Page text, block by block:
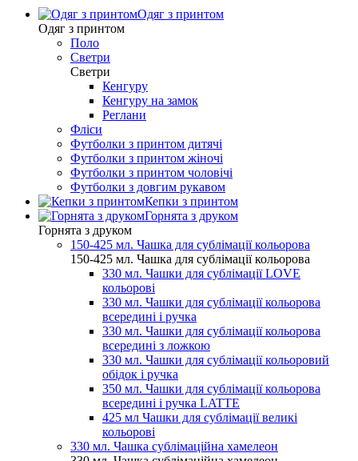
Одяг з принтом
Одяг з принтом
Поло
Светри
Светри
Кенгуру
Кенгуру на замок
Реглани
Фліси
Футболки з принтом дитячі
Футболки з принтом жіночі
Футболки з принтом чоловічі
Футболки з довгим рукавом
Кепки з принтом
Горнята з друком
Горнята з друком
150-425 мл. Чашка для сублімації кольорова
150-425 мл. Чашка для сублімації кольорова
330 мл. Чашки для сублімації LOVE
кольорові
330 мл. Чашки для сублімації кольорова
всередині і ручка
330 мл. Чашки для сублімації кольорова
всередині з ложкою
330 мл. Чашки для сублімації кольоровий
обідок і ручка
350 мл. Чашки для сублімації кольорова
всередині і ручка LATTE
425 мл Чашки для сублімації великі
кольорові
330 мл. Чашка сублімаційна хамелеон